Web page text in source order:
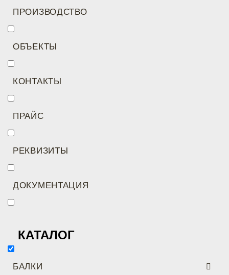
ПРОИЗВОДСТВО
ОБЪЕКТЫ
КОНТАКТЫ
ПРАЙС
РЕКВИЗИТЫ
ДОКУМЕНТАЦИЯ
КАТАЛОГ
БАЛКИ